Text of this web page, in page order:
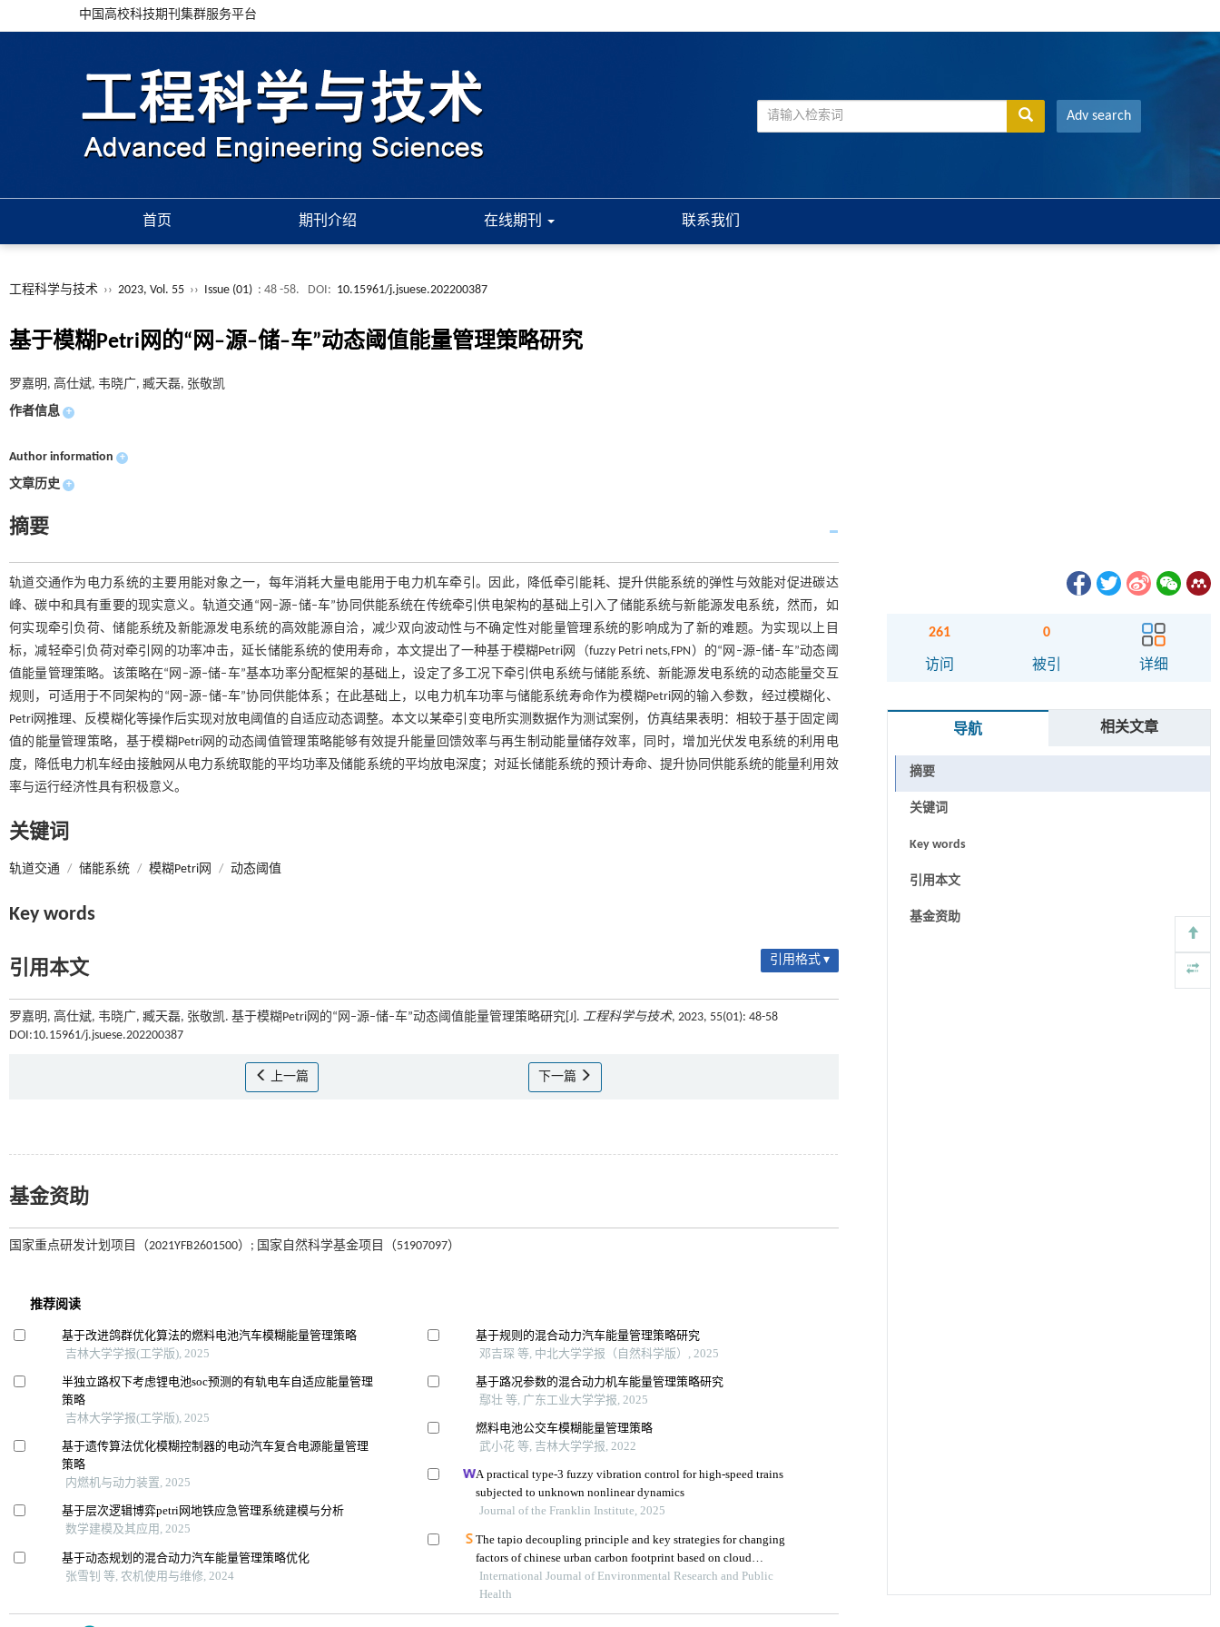
中国高校科技期刊集群服务平台
Adv search
首页 期刊介绍 在线期刊 联系我们
工程科学与技术 ›› 2023, Vol. 55 ›› Issue (01) : 48 -58. DOI: 10.15961/j.jsuese.202200387
基于模糊Petri网的“网–源–储–车”动态阈值能量管理策略研究
罗嘉明, 高仕斌, 韦晓广, 臧天磊, 张敬凯
作者信息 +
Author information +
文章历史 +
摘要
轨道交通作为电力系统的主要用能对象之一，每年消耗大量电能用于电力机车牵引。因此，降低牵引能耗、提升供能系统的弹性与效能对促进碳达
峰、碳中和具有重要的现实意义。轨道交通“网–源–储–车”协同供能系统在传统牵引供电架构的基础上引入了储能系统与新能源发电系统，然而，如
何实现牵引负荷、储能系统及新能源发电系统的高效能源自洽，减少双向波动性与不确定性对能量管理系统的影响成为了新的难题。为实现以上目
标，减轻牵引负荷对牵引网的功率冲击，延长储能系统的使用寿命，本文提出了一种基于模糊Petri网（fuzzy Petri nets,FPN）的“网–源–储–车”动态阈
值能量管理策略。该策略在“网–源–储–车”基本功率分配框架的基础上，设定了多工况下牵引供电系统与储能系统、新能源发电系统的动态能量交互
规则，可适用于不同架构的“网–源–储–车”协同供能体系；在此基础上，以电力机车功率与储能系统寿命作为模糊Petri网的输入参数，经过模糊化、
Petri网推理、反模糊化等操作后实现对放电阈值的自适应动态调整。本文以某牵引变电所实测数据作为测试案例，仿真结果表明：相较于基于固定阈
值的能量管理策略，基于模糊Petri网的动态阈值管理策略能够有效提升能量回馈效率与再生制动能量储存效率，同时，增加光伏发电系统的利用电
度，降低电力机车经由接触网从电力系统取能的平均功率及储能系统的平均放电深度；对延长储能系统的预计寿命、提升协同供能系统的能量利用效
率与运行经济性具有积极意义。
关键词
轨道交通 / 储能系统 / 模糊Petri网 / 动态阈值
Key words
引用本文 引用格式 ▾
罗嘉明, 高仕斌, 韦晓广, 臧天磊, 张敬凯. 基于模糊Petri网的“网–源–储–车”动态阈值能量管理策略研究[J]. 工程科学与技术, 2023, 55(01): 48-58
DOI:10.15961/j.jsuese.202200387
上一篇 下一篇
基金资助
国家重点研发计划项目（2021YFB2601500）; 国家自然科学基金项目（51907097）
261
访问
0
被引 详细
导航 相关文章
摘要
关键词
Key words
引用本文
基金资助